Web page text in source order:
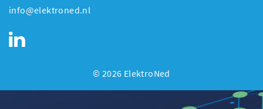
info@elektroned.nl
© 2026 ElektroNed